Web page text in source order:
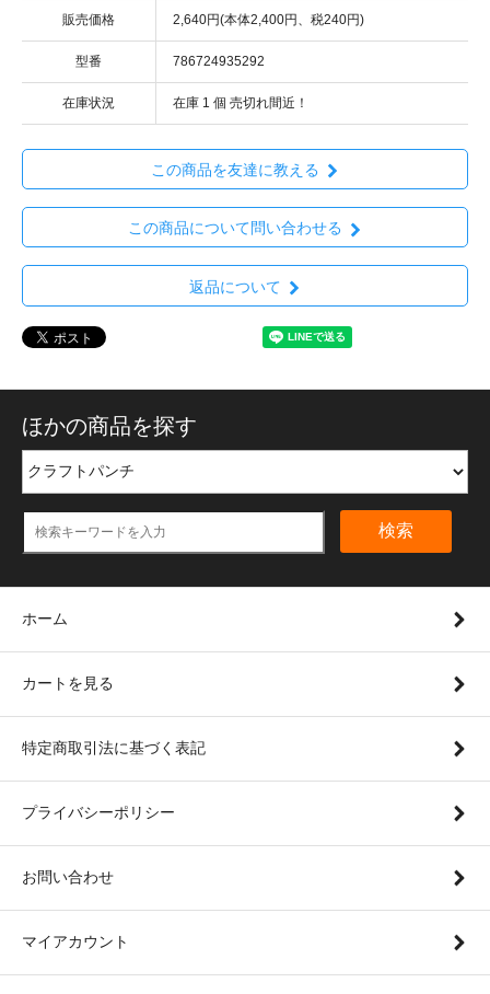
販売価格 2,640円(本体2,400円、税240円)
型番 786724935292
在庫状況 在庫 1 個 売切れ間近！
この商品を友達に教える
この商品について問い合わせる
返品について
ほかの商品を探す
検索
ホーム
カートを見る
特定商取引法に基づく表記
プライバシーポリシー
お問い合わせ
マイアカウント